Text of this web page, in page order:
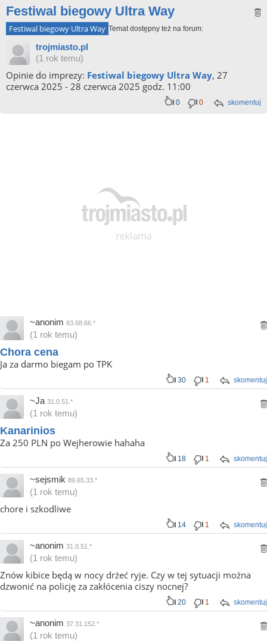
Festiwal biegowy Ultra Way
Festiwal biegowy Ultra Way Temat dostępny też na forum:
trojmiasto.pl
(1 rok temu)
Opinie do imprezy: Festiwal biegowy Ultra Way, 27
czerwca 2025 - 28 czerwca 2025 godz. 11:00
skomentuj
0 0
~anonim 83.68.66.*
(1 rok temu)
Chora cena
Ja za darmo biegam po TPK
skomentuj
30 1
~Ja 31.0.51.*
(1 rok temu)
Kanarinios
Za 250 PLN po Wejherowie hahaha
skomentuj
18 1
~sejsmik 89.65.33.*
(1 rok temu)
chore i szkodliwe
skomentuj
14 1
~anonim 31.0.51.*
(1 rok temu)
Znów kibice będą w nocy drżeć ryje. Czy w tej sytuacji można
dzwonić na policję za zakłócenia ciszy nocnej?
skomentuj
20 1
~anonim 37.31.152.*
(1 rok temu)